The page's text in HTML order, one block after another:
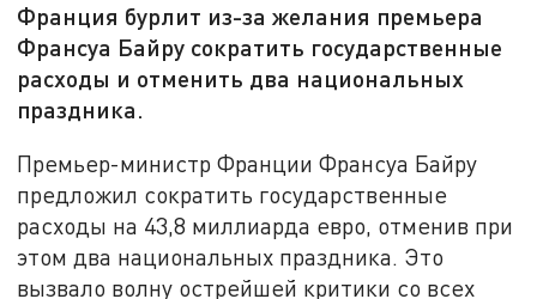
Франция бурлит из-за желания премьера
Франсуа Байру сократить государственные
расходы и отменить два национальных
праздника.
Премьер-министр Франции Франсуа Байру
предложил сократить государственные
расходы на 43,8 миллиарда евро, отменив при
этом два национальных праздника. Это
вызвало волну острейшей критики со всех